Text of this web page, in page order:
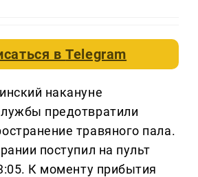
вTelegram
накануне
предотвратили
травяного пала.
поступил на пульт
К моменту прибытия